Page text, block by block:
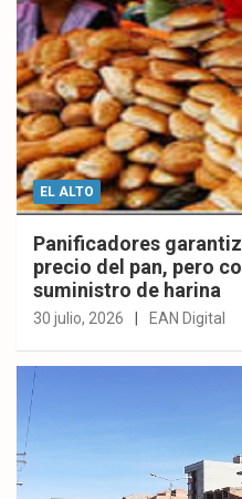
EL ALTO
Panificadores
precio del pan, pero
suministro de harina
30 julio, 2026 EAN Digital